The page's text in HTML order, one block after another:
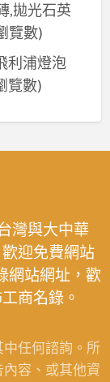
,拋光石英
覽數)
利浦燈泡
覽數)
灣與大中華
迎免費網站
網站網址，歡
商名錄。
任何諮詢。所
容、或其他資